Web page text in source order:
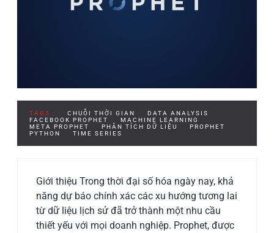
TAGS : CHUỖI THỜI GIAN
DATA ANALYSIS
FACEBOOK PROPHET
MACHINE LEARNING
META PROPHET
PHÂN TÍCH DỮ LIỆU
PROPHET
PYTHON
TIME SERIES
Giới thiệu Trong thời đại số hóa ngày nay, khả
năng dự báo chính xác các xu hướng tương lai
từ dữ liệu lịch sử đã trở thành một nhu cầu
thiết yếu với mọi doanh nghiệp. Prophet, được